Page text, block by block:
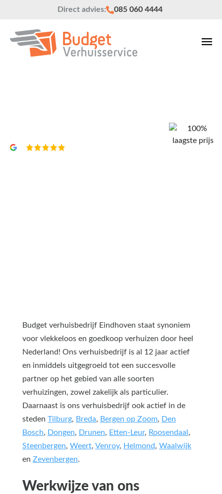
Direct advies: 085 060 4444
Budget verhuisbedrijf Eindhoven staat synoniem
voor vlekkeloos en goedkoop verhuizen door heel
Nederland! Ons verhuisbedrijf is al 12 jaar actief
en inmiddels uitgegroeid tot een succesvolle
partner op het gebied van alle soorten
verhuizingen, zowel zakelijk als particulier.
Daarnaast is ons verhuisbedrijf ook actief in de
steden Tilburg, Breda, Bergen op Zoom, Den
Bosch, Dongen, Drunen, Etten-Leur, Roosendaal ,
Steenbergen, Weert, Venroy, Helmond, Waalwijk
en Zevenbergen.
Werkwijze van ons